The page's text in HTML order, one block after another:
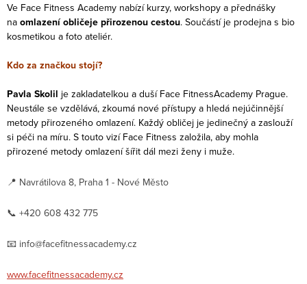
Ve Face Fitness Academy nabízí kurzy, workshopy a přednášky
na omlazení obličeje přirozenoucestou. Součástí je prodejna s bio
kosmetikou a foto ateliér.
Kdo za značkou stojí?
Pavla Skolil je zakladatelkou a duší Face FitnessAcademy Prague.
Neustále se vzdělává, zkoumá nové přístupy a hledá nejúčinnější
metody přirozeného omlazení. Každý obličej je jedinečný a zaslouží
si péči na míru. S touto vizí Face Fitness založila, aby mohla
přirozené metody omlazení šířit dál mezi ženy i muže.
📍 Navrátilova 8, Praha 1 - Nové Město
📞 +420 608 432 775
📧 info@facefitnessacademy.cz
www.facefitnessacademy.cz